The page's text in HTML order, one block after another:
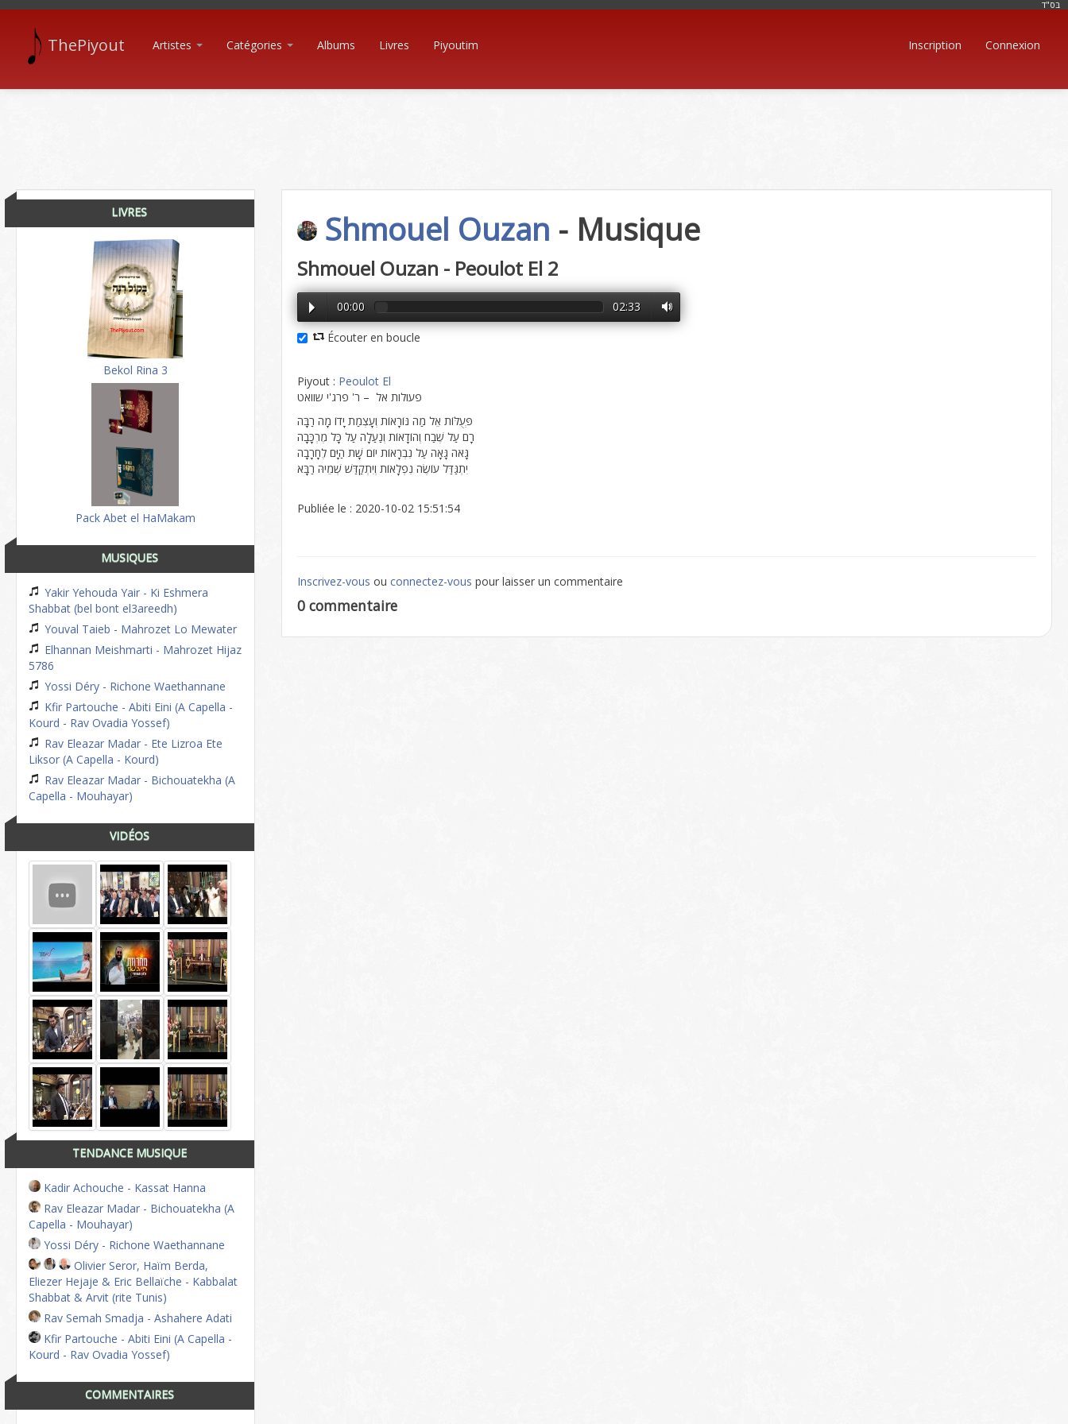
בּס"ד
ThePiyout Artistes Catégories Albums Livres Piyoutim Inscription Connexion
LIVRES
Bekol Rina 3
Pack Abet el HaMakam
MUSIQUES
Yakir Yehouda Yair - Ki Eshmera
Shabbat (bel bont el3areedh)
Youval Taieb - Mahrozet Lo Mewater
Elhannan Meishmarti - Mahrozet Hijaz
5786
Yossi Déry - Richone Waethannane
Kfir Partouche - Abiti Eini (A Capella -
Kourd - Rav Ovadia Yossef)
Rav Eleazar Madar - Ete Lizroa Ete
Liksor (A Capella - Kourd)
Rav Eleazar Madar - Bichouatekha (A
Capella - Mouhayar)
VIDÉOS
TENDANCE MUSIQUE
Kadir Achouche - Kassat Hanna
Rav Eleazar Madar - Bichouatekha (A
Capella - Mouhayar)
Yossi Déry - Richone Waethannane
Olivier Seror, Haïm Berda,
Eliezer Hejaje & Eric Bellaïche - Kabbalat
Shabbat & Arvit (rite Tunis)
Rav Semah Smadja - Ashahere Adati
Kfir Partouche - Abiti Eini (A Capella -
Kourd - Rav Ovadia Yossef)
COMMENTAIRES
Shmouel Ouzan - Musique
Shmouel Ouzan - Peoulot El 2
00:00 02:33
Écouter en boucle
Piyout : Peoulot El
פעולות אל – ר' פרג'י שוואט
פְּעֻלּוֹת אֵל מַה נּוֹרָאוֹת וְעָצְמַת יָדוֹ מָה רַבָּה
רָם עַל שֶׁבַח וְהוֹדָאוֹת וְנַעַלָה עַל כָּל מֶרְכָּבָה
גָּאֹה גָּאָה עַל נִבְרָאוֹת יוֹם שָׁת הַיָּם לֶחָרָבָה
יִתְגַּדַּל עוֹשֶׂה נִפְלָאוֹת וְיִתְקַדַּשׁ שְׁמֵיהּ רַבָּא
Publiée le : 2020-10-02 15:51:54
Inscrivez-vous ouconnectez-vous pour laisser un commentaire
0 commentaire